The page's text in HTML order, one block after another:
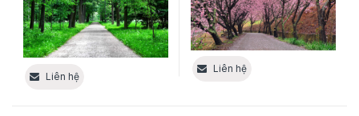
Liên hệ
Liên hệ